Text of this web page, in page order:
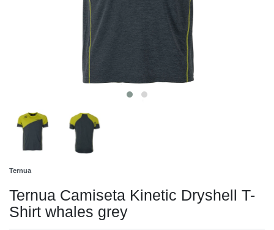
Ternua
Ternua Camiseta Kinetic Dryshell T-
Shirt whales grey